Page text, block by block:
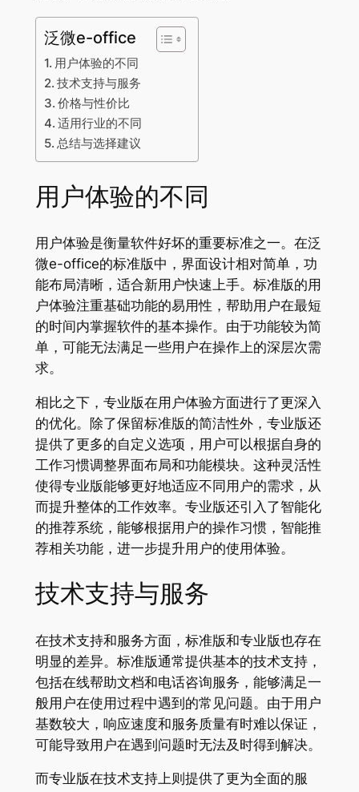
泛微e-office
用户体验的不同
技术支持与服务
价格与性价比
适用行业的不同
总结与选择建议
用户体验的不同
用户体验是衡量软件好坏的重要标准之一。在泛
微e-office的标准版中，界面设计相对简单，功
能布局清晰，适合新用户快速上手。标准版的用
户体验注重基础功能的易用性，帮助用户在最短
的时间内掌握软件的基本操作。由于功能较为简
单，可能无法满足一些用户在操作上的深层次需
求。
相比之下，专业版在用户体验方面进行了更深入
的优化。除了保留标准版的简洁性外，专业版还
提供了更多的自定义选项，用户可以根据自身的
工作习惯调整界面布局和功能模块。这种灵活性
使得专业版能够更好地适应不同用户的需求，从
而提升整体的工作效率。专业版还引入了智能化
的推荐系统，能够根据用户的操作习惯，智能推
荐相关功能，进一步提升用户的使用体验。
技术支持与服务
在技术支持和服务方面，标准版和专业版也存在
明显的差异。标准版通常提供基本的技术支持，
包括在线帮助文档和电话咨询服务，能够满足一
般用户在使用过程中遇到的常见问题。由于用户
基数较大，响应速度和服务质量有时难以保证，
可能导致用户在遇到问题时无法及时得到解决。
而专业版在技术支持上则提供了更为全面的服